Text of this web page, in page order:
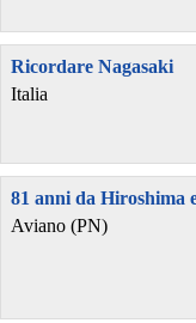
Ricordare Nagasaki
Italia
81 anni da Hiroshima
Aviano (PN)